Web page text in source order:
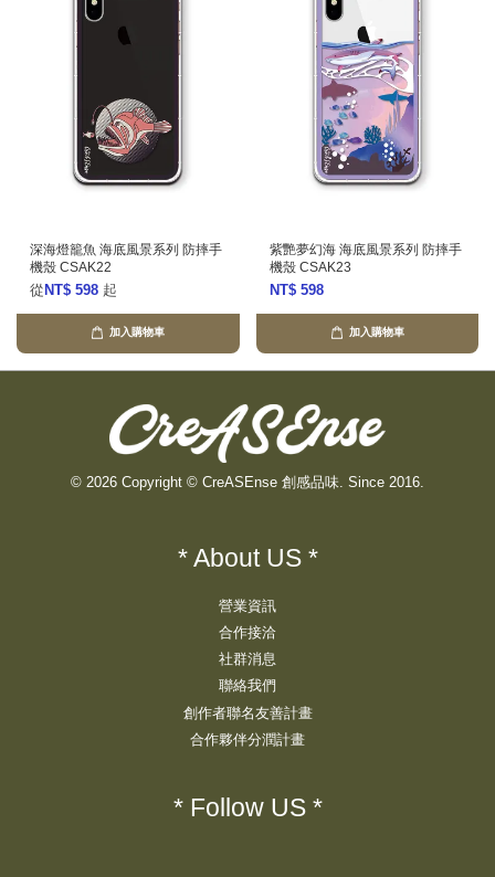
深海燈籠魚 海底風景系列 防摔手
機殼 CSAK22
從 NT$ 598 起
加入購物車
紫艷夢幻海 海底風景系列 防摔手
機殼 CSAK23
NT$ 598
加入購物車
© 2026 Copyright © CreASEnse 創感品味. Since 2016.
* About US *
營業資訊
合作接洽
社群消息
聯絡我們
創作者聯名友善計畫
合作夥伴分潤計畫
* Follow US *